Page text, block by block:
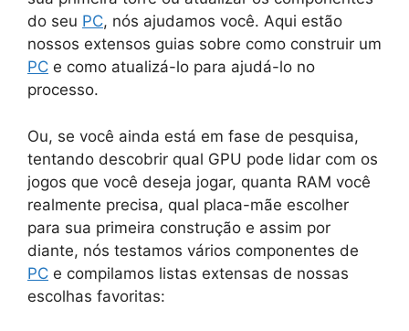
do seu PC, nós ajudamos você. Aqui estão
nossos extensos guias sobre como construir um
PC e como atualizá-lo para ajudá-lo no
processo.
Ou, se você ainda está em fase de pesquisa,
tentando descobrir qual GPU pode lidar com os
jogos que você deseja jogar, quanta RAM você
realmente precisa, qual placa-mãe escolher
para sua primeira construção e assim por
diante, nós testamos vários componentes de
PC e compilamos listas extensas de nossas
escolhas favoritas: